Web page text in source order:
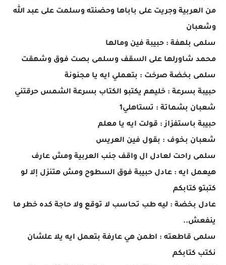
من العربية وجريت على باباها وحضنته وسلمت على عبد الله
وشعبان
سلمى بلهفة : حبيبة فين ومالها
محمد شاورلها على السقف وسلمى بصت فوق وشهقت
سلمى بخضة صرخت : بتعملي ايه يا مجنونة
حبيبة بسرعة : خليهم يكتبو الكتاب بسرعة الشمس حرقتني
شعبان بشماتة : تستاهلي1
حبيبة باستفزاز : قولت ايه يا معلم
شعبان بخوف : بقول فين العريس
سلمى راحت لعادل ال واقف جنب العربية ومش عارف
هيعمل ايه : عادل حبيبة فوق السطوح ومش هتنزل إلا لو
كتبتو كتابكم
عادل بخضة : ليه طب تحاسب لا توقع ولا حاجة كده خطر ما
ينفعش..
سلمى قاطعته : اطمن هي عارفة بتعمل ايه يلا علشان
نكتب كتابكم